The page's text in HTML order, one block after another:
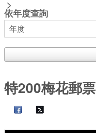
>
依年度查詢
特200梅花郵票